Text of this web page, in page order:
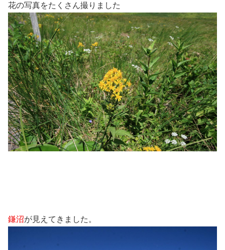
花の写真をたくさん撮りました
鎌沼が見えてきました。